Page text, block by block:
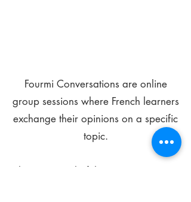
Fourmi Conversations are online
group sessions where French learners
exchange their opinions on a specific
topic.
The main goal of these meetings is to